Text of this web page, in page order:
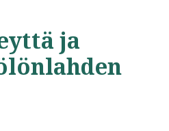
ja